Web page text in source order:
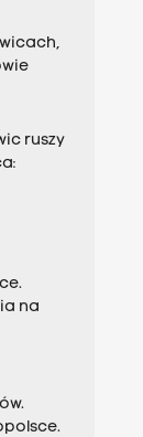
ruszy
na